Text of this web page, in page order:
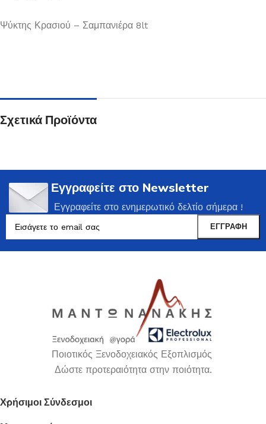
Ψύκτης Κρασιού – Σαμπανιέρα 8lt
Σχετικά Προϊόντα
Εγγραφείτε στο Newsletter
Εγγραφείτε στο ενημερωτικό δελτίο σήμερα !
Ποιοτικός Ξενοδοχειακός Εξοπλισμός
Δώστε προτεραιότητα στην ποιότητα.
Χρήσιμοι Σύνδεσμοι